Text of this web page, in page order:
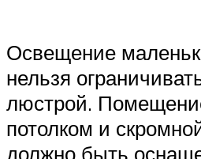
Освещение
нельзя
люстрой.
потолком и
должно быть